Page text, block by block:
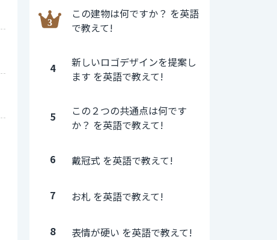
この建物は何ですか？ を英語
で教えて!
4
新しいロゴデザインを提案し
ます を英語で教えて!
5
この２つの共通点は何です
か？ を英語で教えて!
6 戴冠式 を英語で教えて!
7 お札 を英語で教えて!
8 表情が硬い を英語で教えて!